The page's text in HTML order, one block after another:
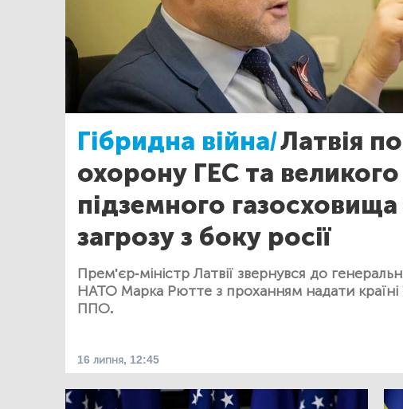
Гібридна війна/Латвія
охорону ГЕС та великого
підземного газосховища
загрозу з боку росії
Прем'єр-міністр Латвії звернувся до
НАТО Марка Рютте з проханням надати країні
ППО.
16 липня, 12:45